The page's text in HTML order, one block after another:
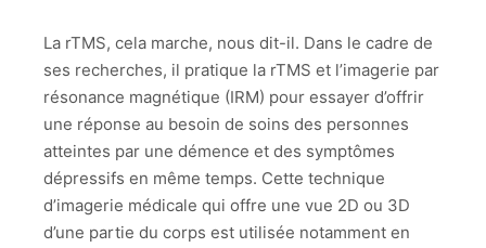
La rTMS, cela marche, nous dit-il. Dans le cadre de
ses recherches, il pratique la rTMS et l’imagerie par
résonance magnétique (IRM) pour essayer d’offrir
une réponse au besoin de soins des personnes
atteintes par une démence et des symptômes
dépressifs en même temps. Cette technique
d’imagerie médicale qui offre une vue 2D ou 3D
d’une partie du corps est utilisée notamment en